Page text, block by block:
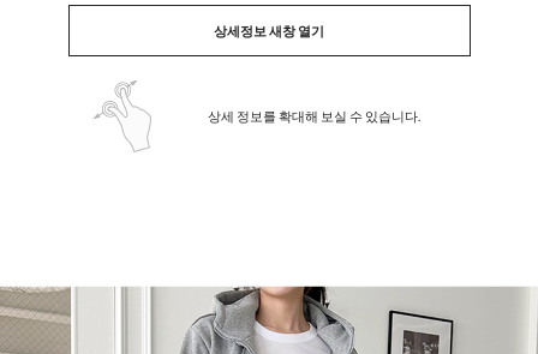
상세정보 새창 열기
상세 정보를 확대해 보실 수 있습니다.